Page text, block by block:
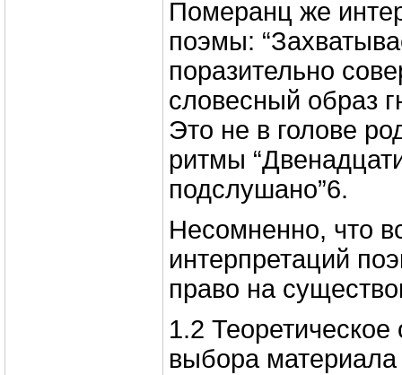
Померанц же
поэмы:
поразительно
словесный образ
Это не в голове
ритмы
подслушано”6.
Несомненно, что
интерпретаций
право на
1.2
выбора